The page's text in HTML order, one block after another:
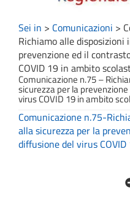
Sei in > Comunicazioni >
Richiamo alle
prevenzione ed il
COVID 19 in ambito
Comunicazione n.75 –
sicurezza per la
virus COVID 19 in ambito
Comunicazione n.75-
alla sicurezza per la
diffusione del virus